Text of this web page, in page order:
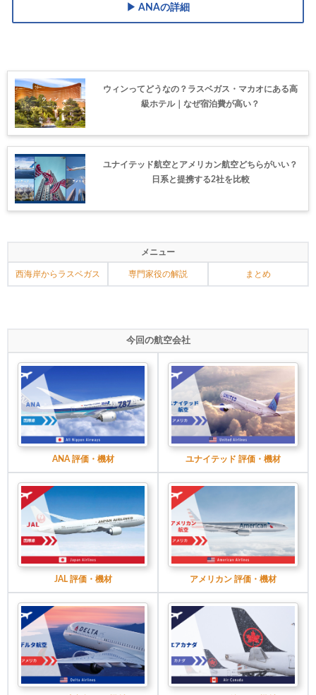
▶ ANAの詳細
ウィンってどうなの？ラスベガス・マカオにある高
級ホテル｜なぜ宿泊費が高い？
ユナイテッド航空とアメリカン航空どちらがいい？
日系と提携する2社を比較
メニュー
西海岸からラスベガス 専門家役の解説 まとめ
今回の航空会社
ANA 評価・機材 ユナイテッド 評価・機材
JAL 評価・機材 アメリカン 評価・機材